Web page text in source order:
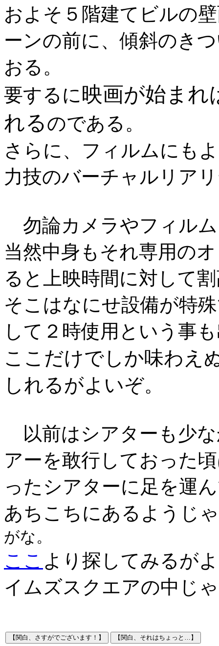
およそ５階建てビルの
ーンの前に、傾斜のき
おる。
要するに映画が始まれ
れるのである。
さらに、フィルムにも
力技のバーチャルリア
勿論カメラやフィル
当然中身もそれ専用の
ると上映時間に対して
そこはなにせ設備が特
して２時使用という事
ここだけでしか味わえ
しれるがよいぞ。
以前はシアターも少
アーを敢行しておった
ったシアターに足を運
あちこちにあるようじ
がな。
ここ より探してみるが
イムズスクエアの中じ